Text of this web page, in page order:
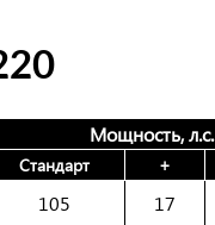
Мощность, л.с.
Стандарт +
105 17